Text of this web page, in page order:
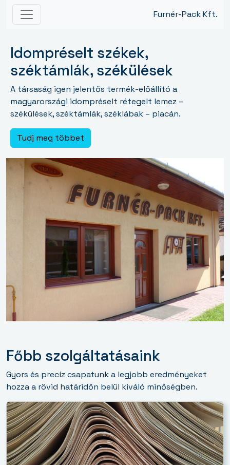
Furnér-Pack Kft.
Idompréselt székek,
széktámlák, székülések
A társaság igen jelentős termék-előállító a
magyarországi idompréselt rétegelt lemez –
székülések, széktámlák, széklábak – piacán.
Tudj meg többet
Főbb szolgáltatásaink
Gyors és precíz csapatunk a legjobb eredményeket
hozza a rövid határidőn belül kiváló minőségben.